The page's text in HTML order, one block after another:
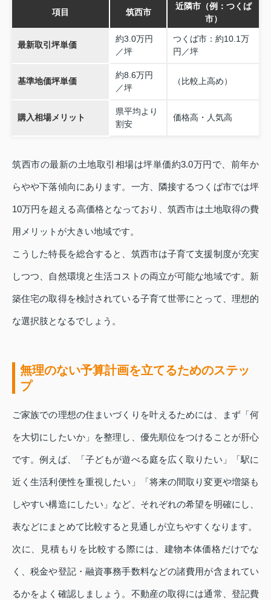
項目 筑西市
近隣市（例：つくば
市）
最新取引坪単価
約3.0万円
／坪
つくば市：約10.1万
円／坪
基準地価坪単価
約8.6万円
／坪
（比較上高め）
購入相場メリット
県平均より
割安
価格高・人気高
筑西市の最新の土地取引相場は坪単価約3.0万円で、前年か
らやや下落傾向にあります。一方、隣接するつくば市では坪
10万円を超える高価格となっており、筑西市は土地取得の費
用メリットが大きい地域です。
こうした特長を総合すると、筑西市は子育て支援制度が充実
しつつ、自然環境と生活コストの両立が可能な地域です。新
築住宅の取得を検討されている子育て世帯にとって、理想的
な選択肢となるでしょう。
無理のない予算計画を立てるためのステッ
プ
ご家族での理想の住まいづくりを叶えるためには、まず「何
を大切にしたいか」を整理し、優先順位をつけることが肝心
です。例えば、「子どもが遊べる庭を広く取りたい」「駅に
近く生活利便性を重視したい」「将来の間取り変更や増築も
しやすい構造にしたい」など、それぞれの希望を明確にし、
表などにまとめて比較すると見通しが立ちやすくなります。
次に、見積もりを比較する際には、建物本体価格だけでな
く、税金や登記・融資事務手数料などの諸費用が含まれてい
るかをよく確認しましょう。不動産の取得には通常、登記費